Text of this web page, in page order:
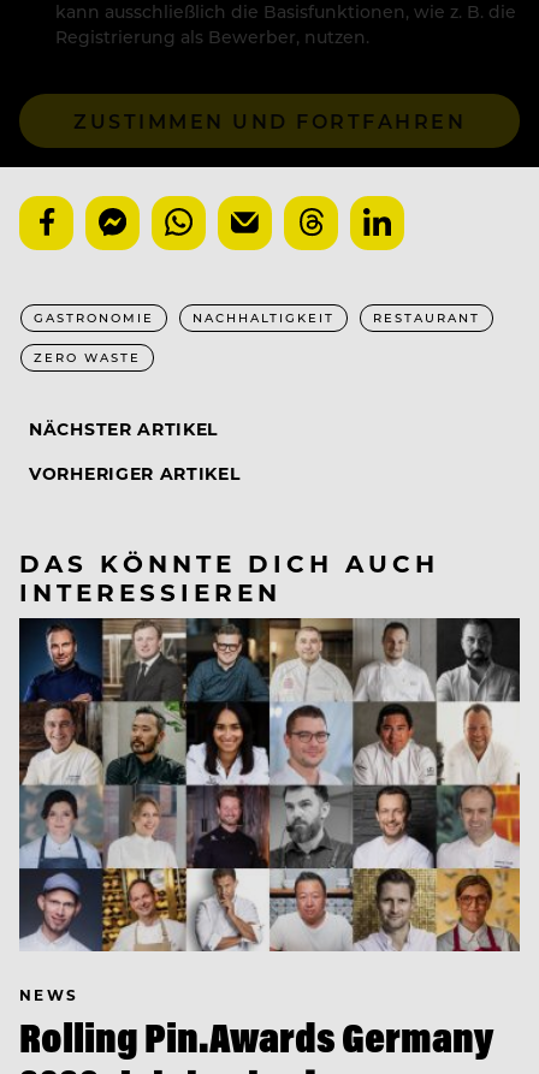
kann ausschließlich die Basisfunktionen, wie z. B. die
Registrierung als Bewerber, nutzen.
ZUSTIMMEN UND FORTFAHREN
GASTRONOMIE NACHHALTIGKEIT RESTAURANT
ZERO WASTE
NÄCHSTER ARTIKEL
VORHERIGER ARTIKEL
DAS KÖNNTE DICH AUCH
INTERESSIEREN
NEWS
Rolling Pin.Awards Germany